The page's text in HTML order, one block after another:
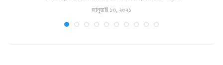
জানুয়ারি ১৩, ২০২১